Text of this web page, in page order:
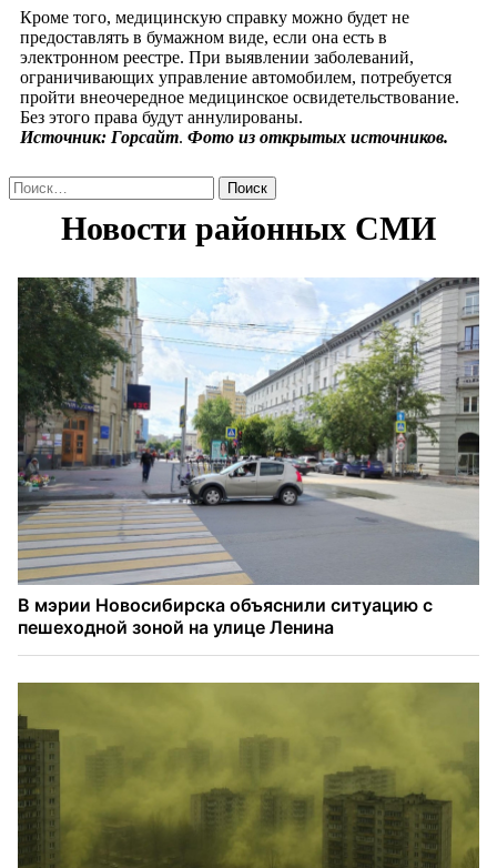
Кроме того, медицинскую справку можно будет не
предоставлять в бумажном виде, если она есть в
электронном реестре. При выявлении заболеваний,
ограничивающих управление автомобилем, потребуется
пройти внеочередное медицинское освидетельствование.
Без этого права будут аннулированы.
Источник: Горсайт. Фото из открытых источников.
Найти: